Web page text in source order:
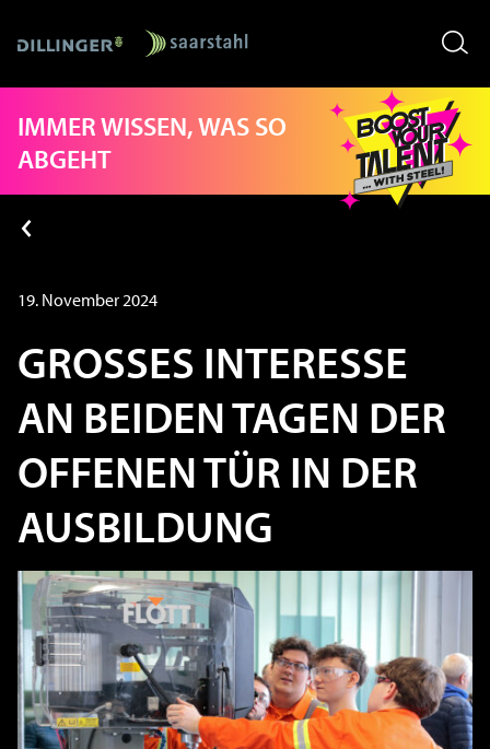
content
IMMER WISSEN, WAS SO
ABGEHT
19. November 2024
GROSSES INTERESSE A
N BEIDEN TAGEN DER O
FFENEN TÜR IN DER A
USBILDUNG